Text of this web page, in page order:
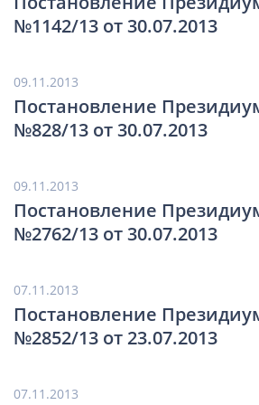
№1142/13 от 30.07.2013
09.11.2013
Постановление
№828/13 от 30.07.2013
09.11.2013
Постановление
№2762/13 от 30.07.2013
07.11.2013
Постановление
№2852/13 от 23.07.2013
07.11.2013